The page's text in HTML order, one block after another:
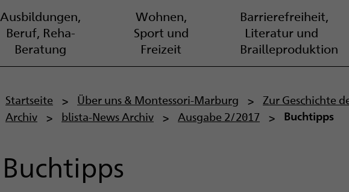
Ausbildungen,
Beruf, Reha-
Beratung
Wohnen,
Sport und
Freizeit
Barrierefreiheit,
Literatur und
Brailleproduktion
P
f
a
d
Startseite Über uns & Montessori-Marburg
Zur Geschichte
Archiv
blista-News Archiv Ausgabe 2/2017 Buchtipps
Buchtipps